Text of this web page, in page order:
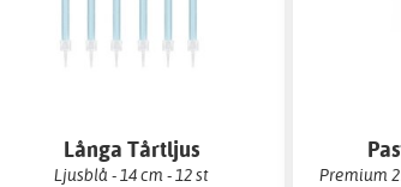
Långa Tårtljus
Ljusblå - 14 cm - 12 st Premium